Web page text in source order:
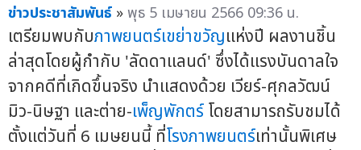
ข่าวประชาสัมพันธ์ »พุธ 5 เมษายน 2566 09:36 น.
เตรียมพบกับภาพยนตร์เขย่าขวัญแห่งปี ผลงานชิ้น
ล่าสุดโดยผู้กำกับ 'ลัดดาแลนด์' ซึ่งได้แรงบันดาลใจ
จากคดีที่เกิดขึ้นจริง นำแสดงด้วย เวียร์-ศุกลวัฒน์
มิว-นิษฐา และต่าย-เพ็ญพักตร์โดยสามารถรับชมได้
ตั้งแต่วันที่ 6 เมษยนนี้ ที่โรงภาพยนตร์เท่านั้นพิเศษ